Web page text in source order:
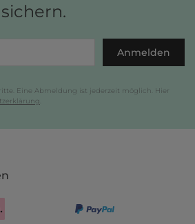
Anmelden
Eine Abmeldung ist jederzeit möglich. Hier